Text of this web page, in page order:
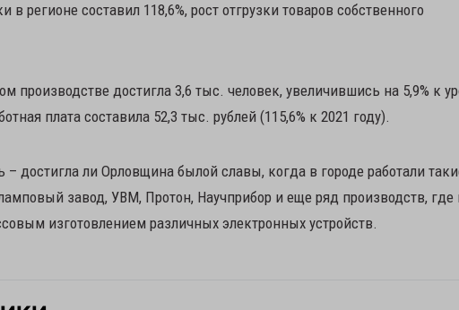
в регионе составил 118,6%, рост отгрузки товаров собственного
производстве достигла 3,6 тыс. человек, увеличившись на 5,9% к
плата составила 52,3 тыс. рублей (115,6% к 2021 году).
достигла ли Орловщина былой славы, когда в городе работали
завод, УВМ, Протон, Научприбор и еще ряд производств, где
изготовлением различных электронных устройств.